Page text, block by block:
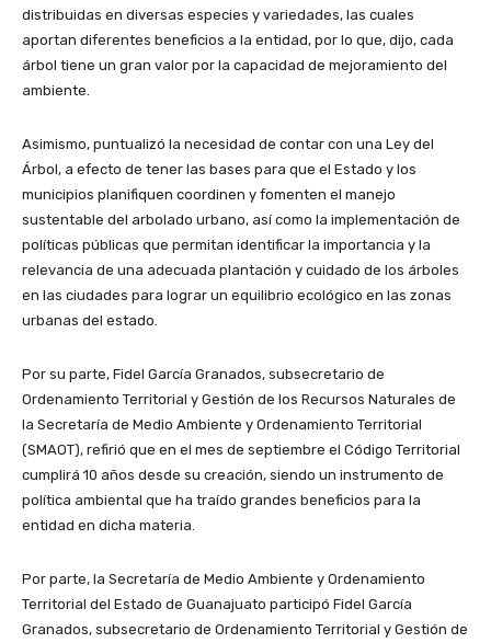
distribuidas en diversas especies y variedades, las cuales
aportan diferentes beneficios a la entidad, por lo que, dijo, cada
árbol tiene un gran valor por la capacidad de mejoramiento del
ambiente.
Asimismo, puntualizó la necesidad de contar con una Ley del
Árbol, a efecto de tener las bases para que el Estado y los
municipios planifiquen coordinen y fomenten el manejo
sustentable del arbolado urbano, así como la implementación de
políticas públicas que permitan identificar la importancia y la
relevancia de una adecuada plantación y cuidado de los árboles
en las ciudades para lograr un equilibrio ecológico en las zonas
urbanas del estado.
Por su parte, Fidel García Granados, subsecretario de
Ordenamiento Territorial y Gestión de los Recursos Naturales de
la Secretaría de Medio Ambiente y Ordenamiento Territorial
(SMAOT), refirió que en el mes de septiembre el Código Territorial
cumplirá 10 años desde su creación, siendo un instrumento de
política ambiental que ha traído grandes beneficios para la
entidad en dicha materia.
Por parte, la Secretaría de Medio Ambiente y Ordenamiento
Territorial del Estado de Guanajuato participó Fidel García
Granados, subsecretario de Ordenamiento Territorial y Gestión de